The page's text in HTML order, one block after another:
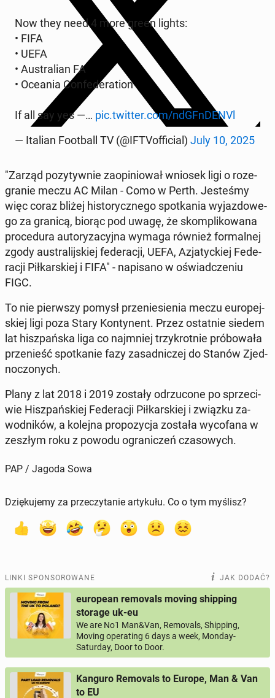
Now they need 4 more green lights:
• FIFA
• UEFA
• Au­stra­lian FA
• Oceania Con­fe­de­ra­tion
If all say yes —… pic.twitter.com/ndGFn­DE­NVl
— Italian Fo­ot­ball TV (@IFTVof­fi­cial) July 10, 2025
"Zarząd po­zy­tyw­nie za­opi­nio­wał wniosek ligi o ro­ze­
gra­nie meczu AC Milan - Como w Perth. Je­ste­śmy
więc coraz bliżej hi­sto­rycz­ne­go spo­tka­nia wy­jaz­do­we­
go za granicą, biorąc pod uwagę, że skom­pli­ko­wa­na
pro­ce­du­ra au­to­ry­za­cyj­na wymaga również for­mal­nej
zgody au­stra­lij­skiej fe­de­ra­cji, UEFA, Azja­tyc­kiej Fe­de­
ra­cji Pił­kar­skiej i FIFA" - na­pi­sa­no w oświad­cze­niu
FIGC.
To nie pierw­szy pomysł prze­nie­sie­nia meczu eu­ro­pej­
skiej ligi poza Stary Kon­ty­nent. Przez ostat­nie siedem
lat hisz­pań­ska liga co naj­mniej trzy­krot­nie pró­bo­wa­ła
prze­nieść spo­tka­nie fazy za­sad­ni­czej do Stanów Zjed­
no­czo­nych.
Plany z lat 2018 i 2019 zostały od­rzu­co­ne po sprze­ci­
wie Hisz­pań­skiej Fe­de­ra­cji Pił­kar­skiej i związku za­
wod­ni­ków, a kolejna pro­po­zy­cja została wy­co­fa­na w
zeszłym roku z powodu ogra­ni­czeń cza­so­wych.
PAP / Jagoda Sowa
Dziękujemy za przeczytanie artykułu. Co o tym myślisz?
LINKI SPONSOROWANE JAK DODAĆ?
european removals moving shipping
storage uk-eu
We are No1 Man&Van, Removals, Shipping,
Moving operating 6 days a week, Monday-
Saturday, Door to Door.
Kanguro Removals to Europe, Man & Van
to EU